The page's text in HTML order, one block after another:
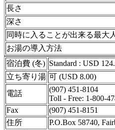
長さ
深さ
同時に入ることが出来る最大
お湯の導入方法
宿泊費 (冬) Standard : USD
立ち寄り湯 可 (USD 8.00)
電話
(907) 451-8104
Toll - Free: 1-800-
Fax
(907) 451-8151
住所
P.O.Box 58740,